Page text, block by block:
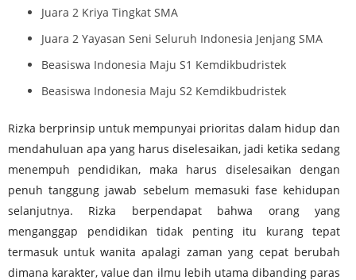
Juara 2 Kriya Tingkat SMA
Juara 2 Yayasan Seni Seluruh Indonesia Jenjang SMA
Beasiswa Indonesia Maju S1 Kemdikbudristek
Beasiswa Indonesia Maju S2 Kemdikbudristek
Rizka berprinsip untuk mempunyai prioritas dalam hidup dan
mendahuluan apa yang harus diselesaikan, jadi ketika sedang
menempuh pendidikan, maka harus diselesaikan dengan
penuh tanggung jawab sebelum memasuki fase kehidupan
selanjutnya. Rizka berpendapat bahwa orang yang
menganggap pendidikan tidak penting itu kurang tepat
termasuk untuk wanita apalagi zaman yang cepat berubah
dimana karakter, value dan ilmu lebih utama dibanding paras